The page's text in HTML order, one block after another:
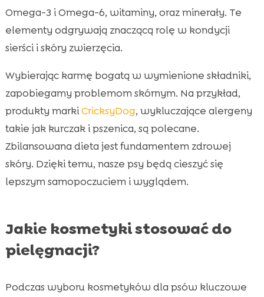
Omega-3 i Omega-6, witaminy, oraz minerały. Te
elementy odgrywają znaczącą rolę w kondycji
sierści i skóry zwierzęcia.
Wybierając karmę bogatą w wymienione składniki,
zapobiegamy problemom skórnym. Na przykład,
produkty markiCricksyDog, wykluczające alergeny
takie jak kurczak i pszenica, są polecane.
Zbilansowana dieta jest fundamentem zdrowej
skóry. Dzięki temu, nasze psy będą cieszyć się
lepszym samopoczuciem i wyglądem.
Jakie kosmetyki stosować do
pielęgnacji?
Podczas wyboru kosmetyków dla psów kluczowe